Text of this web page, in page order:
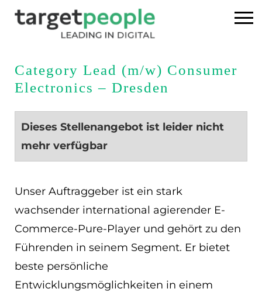
Home
Executive Search
Referenzen
News
DE
EN
Category Lead (m/w) Consumer
Electronics – Dresden
Dieses Stellenangebot ist leider nicht
mehr verfügbar
Unser Auftraggeber ist ein stark
wachsender international agierender E-
Commerce-Pure-Player und gehört zu den
Führenden in seinem Segment. Er bietet
beste persönliche
Entwicklungsmöglichkeiten in einem